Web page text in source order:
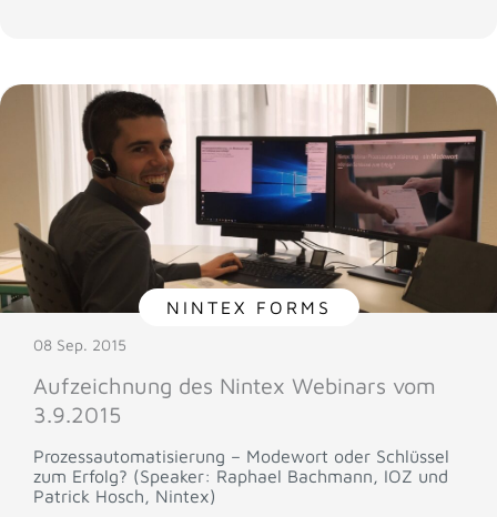
NINTEX FORMS
08 Sep. 2015
Aufzeichnung des Nintex Webinars vom
3.9.2015
Prozessautomatisierung – Modewort oder Schlüssel
zum Erfolg? (Speaker: Raphael Bachmann, IOZ und
Patrick Hosch, Nintex)